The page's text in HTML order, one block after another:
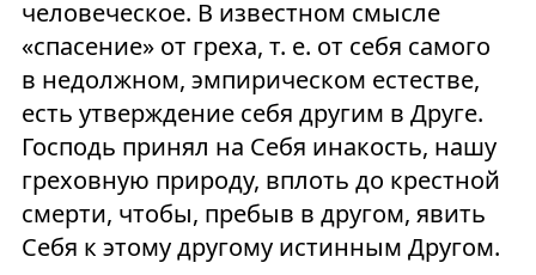
человеческое. В известном смысле
«спасение» от греха, т. е. от себя самого
в недолжном, эмпирическом естестве,
есть утверждение себя другим в Друге.
Господь принял на Себя инакость, нашу
греховную природу, вплоть до крестной
смерти, чтобы, пребыв в другом, явить
Себя к этому другому истинным Другом.